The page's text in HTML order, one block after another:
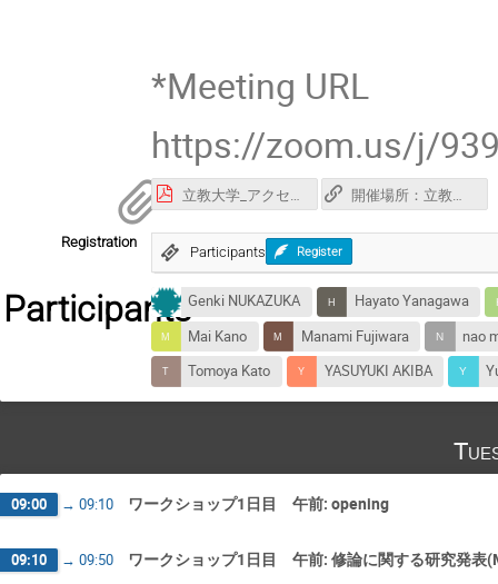
*Meeting URL
https://zoom.us/j/
立教大学_アクセス_INTTワークショップ_20250111.pdf 開催場所：立教大学池袋キャンパス
Registration
Participants Register
ParticipantsGenki NUKAZUKA
Hayato Yanagawa
Mai Kano
Manami Fujiwara
nao
Tomoya Kato
YASUYUKI AKIBA
09:00 → 09:10 ワークショップ1日目 午前: opening
09:10 → 09:50 ワークショップ1日目 午前: 修論に関する研究発表